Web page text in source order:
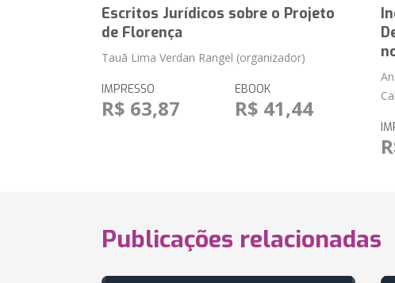
Escritos Jurídicos sobre o Projeto
de Florença
Tauã Lima Verdan Rangel (organizador)
IMPRESSO
R$ 63,87
EBOOK
R$ 41,44
Publicações relacionadas